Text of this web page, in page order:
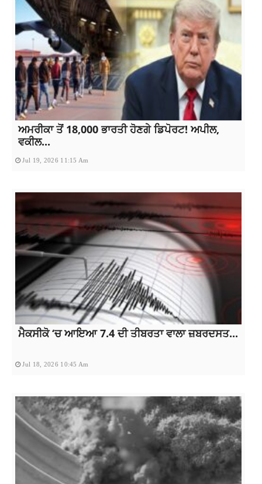
ਅਮਰੀਕਾ ਤੋਂ 18,000 ਭਾਰਤੀ ਹੋਣਗੇ ਡਿਪੋਰਟ! ਅਪੀਲ,
ਵਕੀਲ...
Jul 19, 2026 11:15 Am
ਮੈਕਸੀਕੋ ‘ਚ ਆਇਆ 7.4 ਦੀ ਤੀਬਰਤਾ ਵਾਲਾ ਜ਼ਬਰਦਸਤ...
Jul 18, 2026 10:45 Am